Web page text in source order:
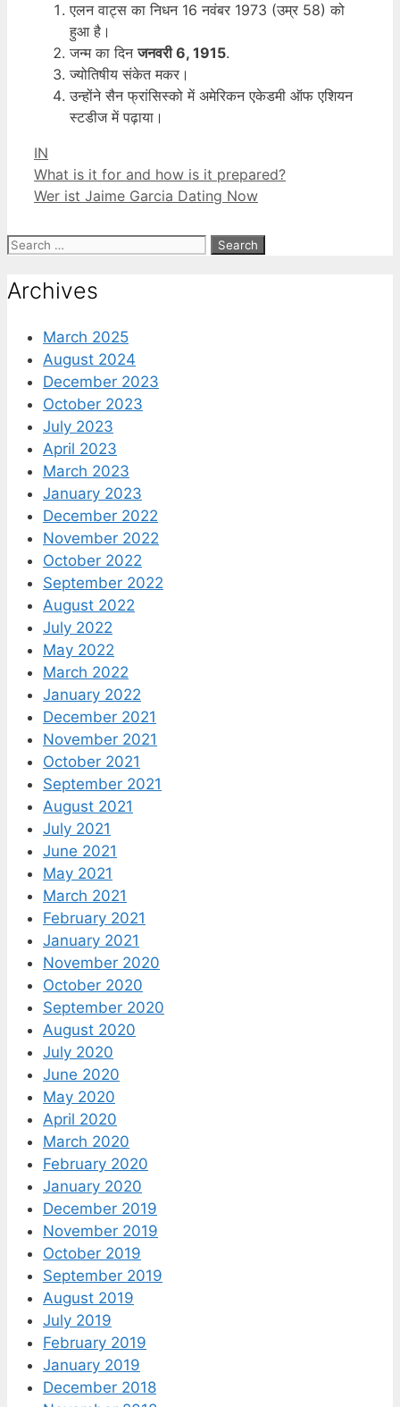
एलन वाट्स का निधन 16 नवंबर 1973 (उम्र 58) को
हुआ है।
जन्म का दिनजनवरी 6, 1915.
ज्योतिषीय संकेत मकर।
उन्होंने सैन फ्रांसिस्को में अमेरिकन एकेडमी ऑफ एशियन
स्टडीज में पढ़ाया।
Categories
IN
What is it for and how is it prepared?
Wer ist Jaime Garcia Dating Now
Search
Archives
March 2025
August 2024
December 2023
October 2023
July 2023
April 2023
March 2023
January 2023
December 2022
November 2022
October 2022
September 2022
August 2022
July 2022
May 2022
March 2022
January 2022
December 2021
November 2021
October 2021
September 2021
August 2021
July 2021
June 2021
May 2021
March 2021
February 2021
January 2021
November 2020
October 2020
September 2020
August 2020
July 2020
June 2020
May 2020
April 2020
March 2020
February 2020
January 2020
December 2019
November 2019
October 2019
September 2019
August 2019
July 2019
February 2019
January 2019
December 2018